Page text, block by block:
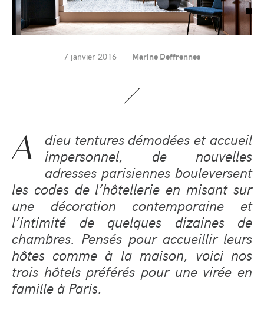
7 janvier 2016 Marine Deffrennes
A
dieu tentures démodées et accueil
impersonnel, de nouvelles
adresses parisiennes bouleversent
les codes de l’hôtellerie en misant sur
une décoration contemporaine et
l’intimité de quelques dizaines de
chambres. Pensés pour accueillir leurs
hôtes comme à la maison, voici nos
trois hôtels préférés pour une virée en
famille à Paris.